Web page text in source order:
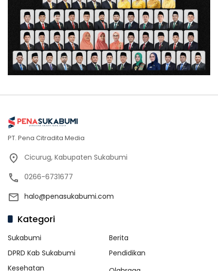
PT. Pena Citradita Media
Cicurug, Kabupaten Sukabumi
0266-6731677
halo@penasukabumi.com
Kategori
Sukabumi
Berita
DPRD Kab Sukabumi
Pendidikan
Kesehatan